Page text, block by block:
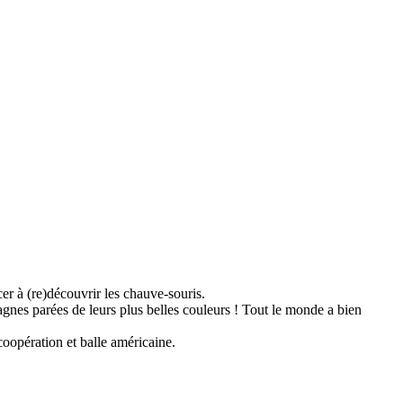
à (re)découvrir les chauve-souris.
parées de leurs plus belles couleurs ! Tout le monde a bien
et balle américaine.